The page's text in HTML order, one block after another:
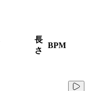
長
さ
BPM